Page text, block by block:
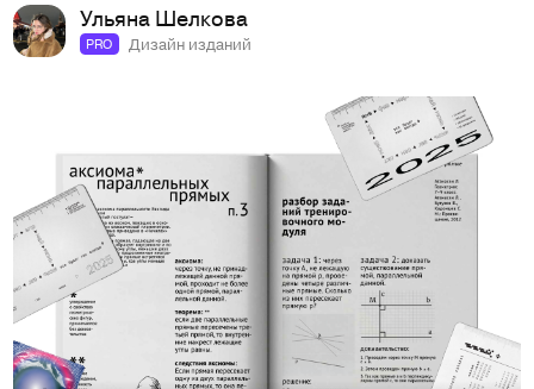
Ульяна Шелкова
PRO Дизайн изданий